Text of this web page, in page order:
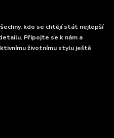
kdo se chtějí stát nejlepší
Připojte se k nám a
životnímu stylu ještě